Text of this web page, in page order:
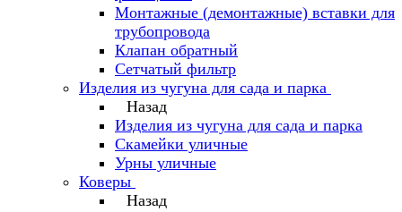
Монтажные (демонтажные) вставки для
трубопровода
Клапан обратный
Сетчатый фильтр
Изделия из чугуна для сада и парка
Назад
Изделия из чугуна для сада и парка
Скамейки уличные
Урны уличные
Коверы
Назад